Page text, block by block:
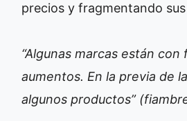
precios y fragmentando
“Algunas marcas están
aumentos. En la previa de
algunos productos”